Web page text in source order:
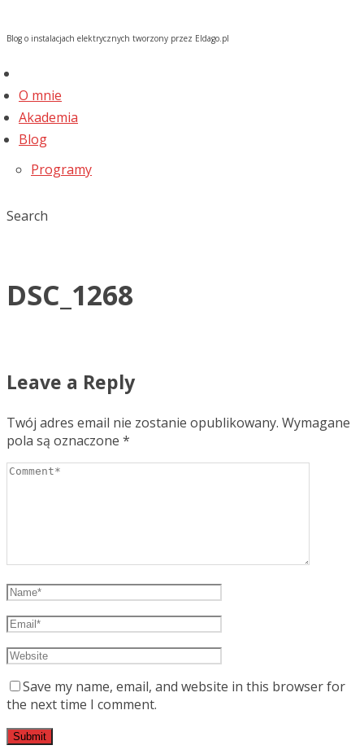
Blog o instalacjach elektrycznych tworzony przez Eldago.pl
O mnie
Akademia
Blog
Programy
Search
DSC_1268
Leave a Reply
Twój adres email nie zostanie opublikowany. Wymagane
pola są oznaczone *
Save my name, email, and website in this browser for
the next time I comment.